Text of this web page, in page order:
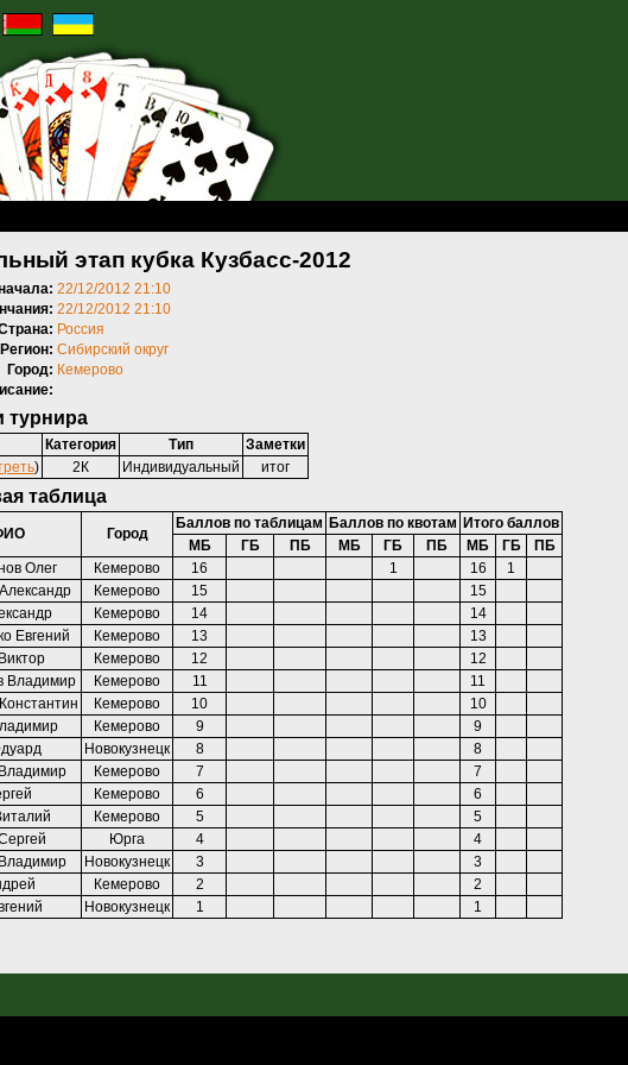
этап кубка Кузбасс-2012
22/12/2012 21:10
22/12/2012 21:10
Россия
Регион: Сибирский округ
Город: Кемерово
турнира
Категория Тип
Заметки
) 2К Индивидуальный итог
таблица
Город
Баллов по таблицам Баллов по квотам Итого баллов
МБ
ГБ ПБ МБ ГБ ПБ МБ ГБ
ПБ
Олег
Кемерово 16 1 16
1
Кемерово 15
15
Кемерово 14
14
Евгений
Кемерово 13
13
Кемерово 12
12
Владимир
Кемерово 11
11
Кемерово 10
10
Кемерово 9
9
Новокузнецк 8
8
Кемерово 7
7
Кемерово 6
6
Кемерово 5
5
Юрга 4
4
Новокузнецк 3
3
Кемерово 2
2
Новокузнецк 1 1